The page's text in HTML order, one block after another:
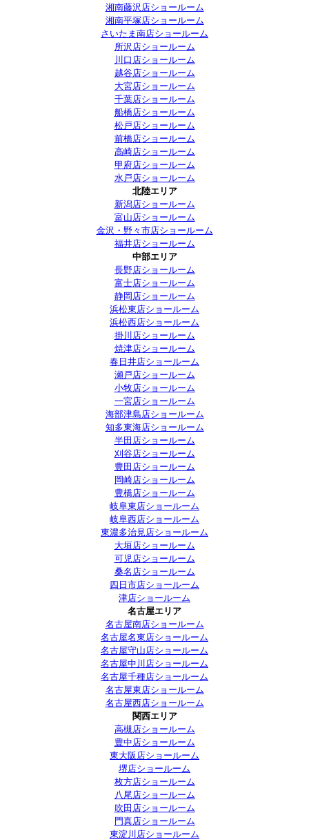
湘南藤沢店ショールーム
湘南平塚店ショールーム
さいたま南店ショールーム
所沢店ショールーム
川口店ショールーム
越谷店ショールーム
大宮店ショールーム
千葉店ショールーム
船橋店ショールーム
松戸店ショールーム
前橋店ショールーム
高崎店ショールーム
甲府店ショールーム
水戸店ショールーム
北陸エリア
新潟店ショールーム
富山店ショールーム
金沢・野々市店ショールーム
福井店ショールーム
中部エリア
長野店ショールーム
富士店ショールーム
静岡店ショールーム
浜松東店ショールーム
浜松西店ショールーム
掛川店ショールーム
焼津店ショールーム
春日井店ショールーム
瀬戸店ショールーム
小牧店ショールーム
一宮店ショールーム
海部津島店ショールーム
知多東海店ショールーム
半田店ショールーム
刈谷店ショールーム
豊田店ショールーム
岡崎店ショールーム
豊橋店ショールーム
岐阜東店ショールーム
岐阜西店ショールーム
東濃多治見店ショールーム
大垣店ショールーム
可児店ショールーム
桑名店ショールーム
四日市店ショールーム
津店ショールーム
名古屋エリア
名古屋南店ショールーム
名古屋名東店ショールーム
名古屋守山店ショールーム
名古屋中川店ショールーム
名古屋千種店ショールーム
名古屋東店ショールーム
名古屋西店ショールーム
関西エリア
高槻店ショールーム
豊中店ショールーム
東大阪店ショールーム
堺店ショールーム
枚方店ショールーム
八尾店ショールーム
吹田店ショールーム
門真店ショールーム
東淀川店ショールーム